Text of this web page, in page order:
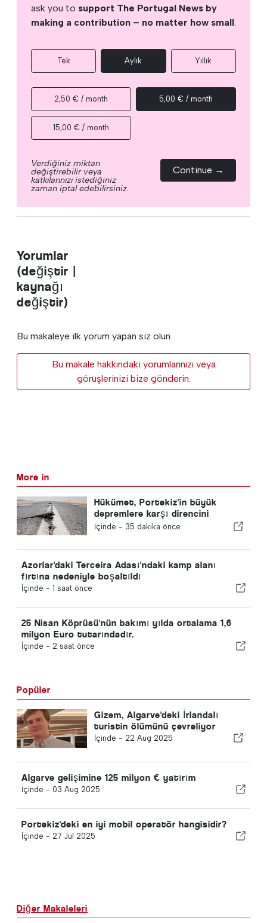
ask you to support The Portugal News by
making a contribution – no matter how small.
Tek Aylık Yıllık
2,50 € / month 5,00 € / month
15,00 € / month
Verdiğiniz miktarı
değiştirebilir veya
katkılarınızı istediğiniz
zaman iptal edebilirsiniz.
Continue →
Yorumlar
(değiştir |
kaynağı
değiştir)
Bu makaleye ilk yorum yapan siz olun
Bu makale hakkındaki yorumlarınızı veya
görüşlerinizi bize gönderin.
More in
Hükümet, Portekiz'in büyük
depremlere karşı direncini
artırmak için 30 yıllık ulusal plan
İçinde - 35 dakika önce
Azorlar'daki Terceira Adası'ndaki kamp alanı
fırtına nedeniyle boşaltıldı
İçinde - 1 saat önce
25 Nisan Köprüsü'nün bakımı yılda ortalama 1,6
milyon Euro tutarındadır.
İçinde - 2 saat önce
Popüler
Gizem, Algarve'deki İrlandalı
turistin ölümünü çevreliyor
İçinde - 22 Aug 2025
Algarve gelişimine 125 milyon € yatırım
İçinde - 03 Aug 2025
Portekiz'deki en iyi mobil operatör hangisidir?
İçinde - 27 Jul 2025
Diğer Makaleleri